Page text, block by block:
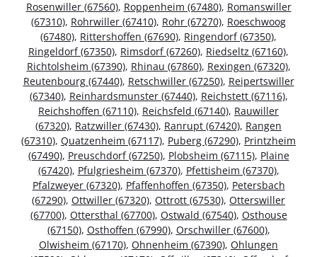
Rosenwiller (67560), Roppenheim (67480), Romanswiller
(67310), Rohrwiller (67410), Rohr (67270), Roeschwoog
(67480), Rittershoffen (67690), Ringendorf (67350),
Ringeldorf (67350), Rimsdorf (67260), Riedseltz (67160),
Richtolsheim (67390), Rhinau (67860), Rexingen (67320),
Reutenbourg (67440), Retschwiller (67250), Reipertswiller
(67340), Reinhardsmunster (67440), Reichstett (67116),
Reichshoffen (67110), Reichsfeld (67140), Rauwiller
(67320), Ratzwiller (67430), Ranrupt (67420), Rangen
(67310), Quatzenheim (67117), Puberg (67290), Printzheim
(67490), Preuschdorf (67250), Plobsheim (67115), Plaine
(67420), Pfulgriesheim (67370), Pfettisheim (67370),
Pfalzweyer (67320), Pfaffenhoffen (67350), Petersbach
(67290), Ottwiller (67320), Ottrott (67530), Otterswiller
(67700), Ottersthal (67700), Ostwald (67540), Osthouse
(67150), Osthoffen (67990), Orschwiller (67600),
Olwisheim (67170), Ohnenheim (67390), Ohlungen